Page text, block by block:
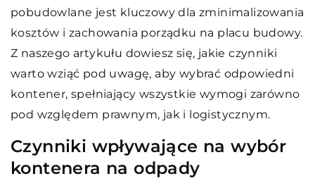
pobudowlane jest kluczowy dla zminimalizowania
kosztów i zachowania porządku na placu budowy.
Z naszego artykułu dowiesz się, jakie czynniki
warto wziąć pod uwagę, aby wybrać odpowiedni
kontener, spełniający wszystkie wymogi zarówno
pod względem prawnym, jak i logistycznym.
Czynniki wpływające na wybór
kontenera na odpady